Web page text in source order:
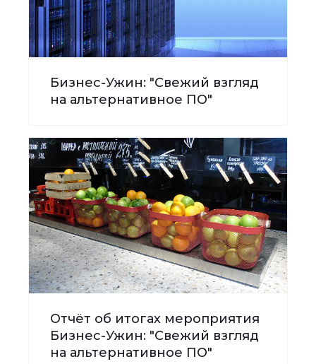
Бизнес-Ужин: "Свежий взгляд
на альтернативное ПО"
Отчёт об итогах мероприятия
Бизнес-Ужин: "Свежий взгляд
на альтернативное ПО"